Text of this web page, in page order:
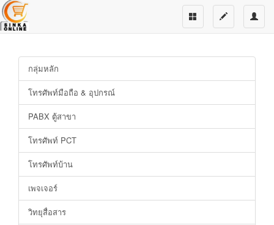
กลุ่มหลัก
โทรศัพท์มือถือ & อุปกรณ์
PABX ตู้สาขา
โทรศัพท์ PCT
โทรศัพท์บ้าน
เพจเจอร์
วิทยุสื่อสาร